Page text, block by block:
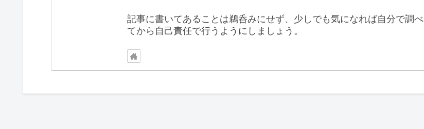
記事に書いてあることは鵜呑みにせず、少しでも気になれば自分で調べ
てから自己責任で行うようにしましょう。